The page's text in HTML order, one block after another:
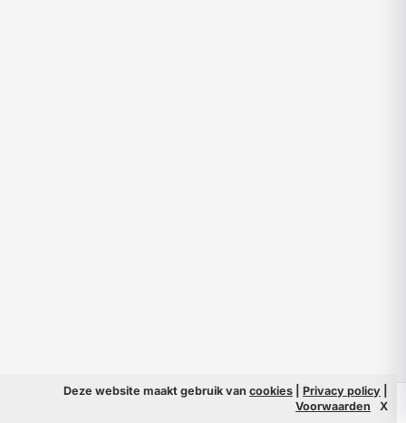
Info
Deze website maakt gebruik van cookies Privacy policy
Voorwaarden
X